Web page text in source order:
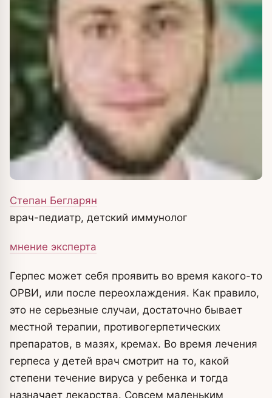
Степан Бегларян
врач-педиатр, детский иммунолог
мнение эксперта
Герпес может себя проявить во время какого-то
ОРВИ, или после переохлаждения. Как правило,
это не серьезные случаи, достаточно бывает
местной терапии, противогерпетических
препаратов, в мазях, кремах. Во время лечения
герпеса у детей врач смотрит на то, какой
степени течение вируса у ребенка и тогда
назначает лекарства. Совсем маленьким